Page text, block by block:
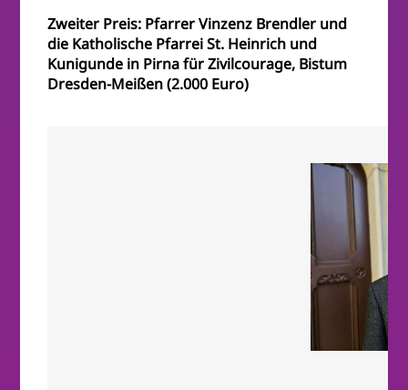
Zweiter Preis: Pfarrer Vinzenz Brendler und
die Katholische Pfarrei St. Heinrich und
Kunigunde in Pirna für Zivilcourage, Bistum
Dresden-Meißen (2.000 Euro)